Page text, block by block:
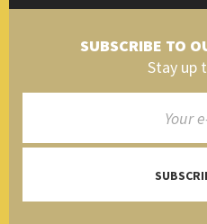
SUBSCRIBE TO
Stay up